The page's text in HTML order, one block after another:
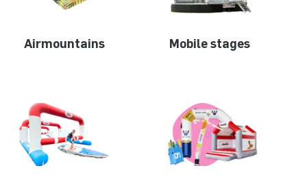
Airmountains Mobile stages